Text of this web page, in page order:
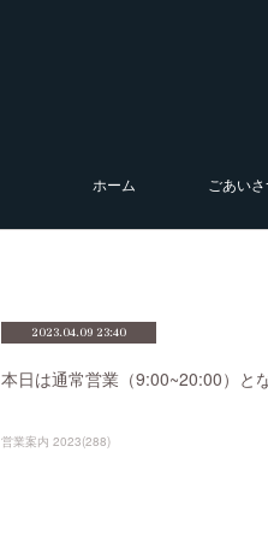
ホーム ごあいさ
2023.04.09 23:40
本日は通常営業（9:00~20:00）と
営業案内 2023(288)